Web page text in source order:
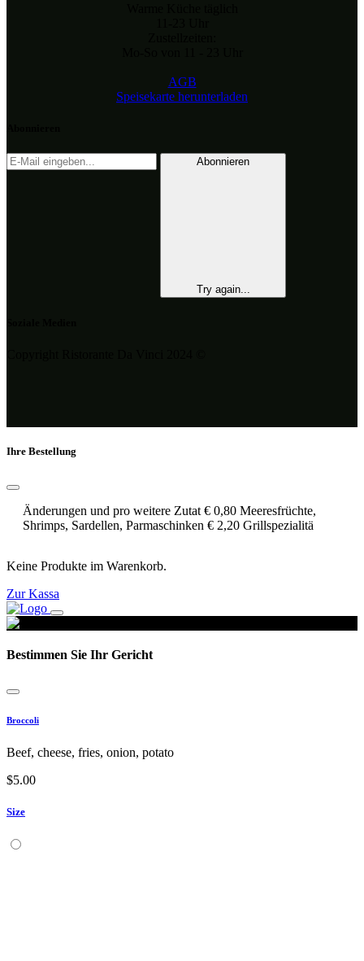
AGB
Speisekarte herunterladen
Abonnieren
Try again...
Ihre Bestellung
Änderungen und pro weitere Zutat € 0,80 Meeresfrüchte,
Shrimps, Sardellen, Parmaschinken € 2,20 Grillspezialitä
Keine Produkte im Warenkorb.
Zur Kassa
Bestimmen Sie Ihr Gericht
Broccoli
Beef, cheese, fries, onion, potato
$5.00
Size